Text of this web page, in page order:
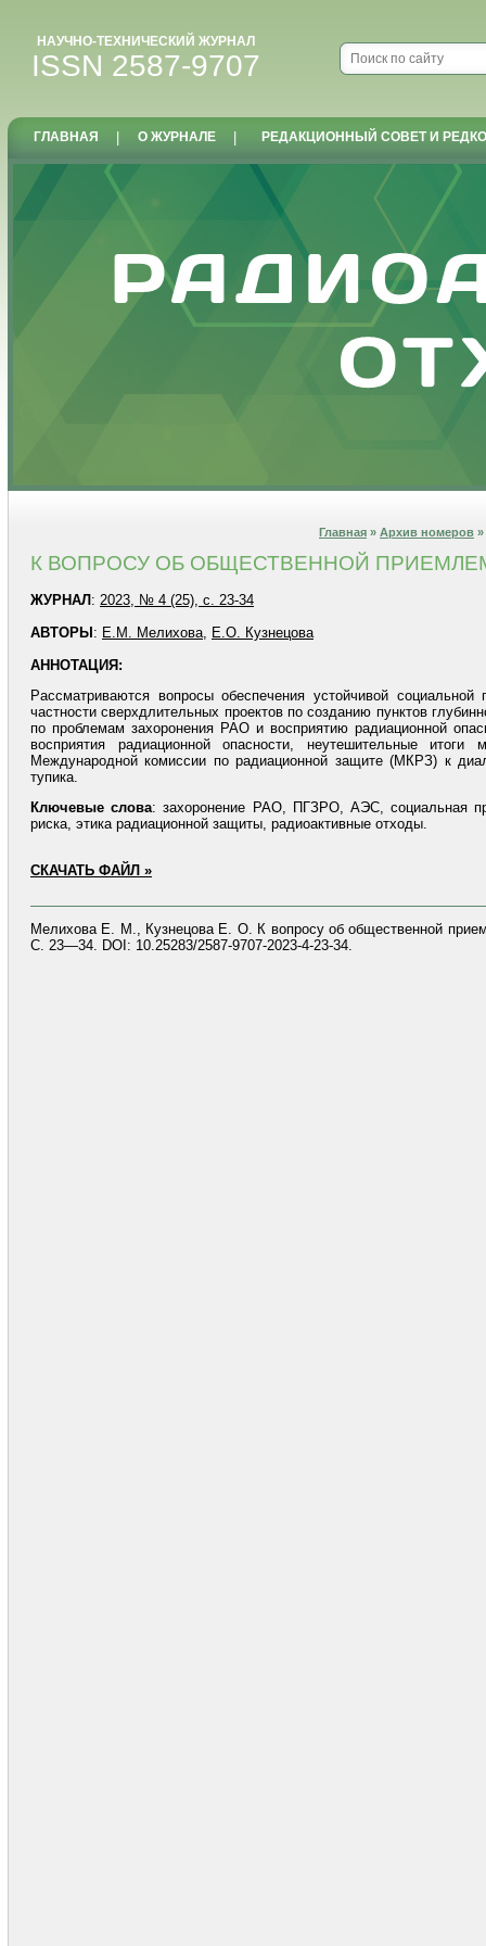
НАУЧНО-ТЕХНИЧЕСКИЙ ЖУРНАЛ
ISSN 2587-9707
ГЛАВНАЯ О ЖУРНАЛЕ РЕДАКЦИОННЫЙ СОВЕТ И
Главная » Архив номеров »
К ВОПРОСУ ОБ ОБЩЕСТВЕННОЙ
ЖУРНАЛ : 2023, № 4 (25), с. 23-34
АВТОРЫ : Е.М. Мелихова, Е.О. Кузнецова
АННОТАЦИЯ:
Рассматриваются вопросы обеспечения устойчивой
частности сверхдлительных проектов по созданию пунктов
по проблемам захоронения РАО и восприятию радиационной
восприятия радиационной опасности, неутешительные
Международной комиссии по радиационной защите (МКРЗ) к
тупика.
Ключевые слова: захоронение РАО, ПГЗРО, АЭС, социальная
риска, этика радиационной защиты, радиоактивные отходы.
СКАЧАТЬ ФАЙЛ »
Мелихова Е. М., Кузнецова Е. О. К вопросу об общественной
С. 23—34. DOI: 10.25283/2587-9707-2023-4-23-34.